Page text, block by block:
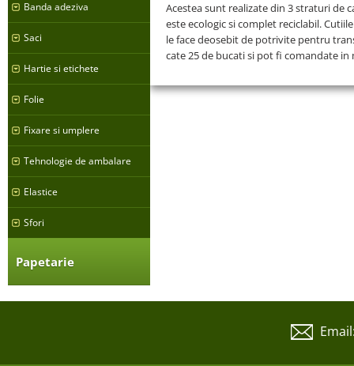
Banda adeziva
Saci
Hartie si etichete
Folie
Fixare si umplere
Tehnologie de ambalare
Elastice
Sfori
Papetarie
Acestea sunt realizate din 3 straturi de
este ecologic si complet reciclabil.
le face deosebit de potrivite pentru
cate 25 de bucati si pot fi comandate